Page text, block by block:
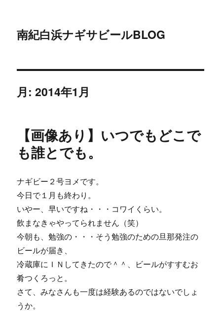
南紀白浜ナギサビールBLOG
月:2014年1月
【画像あり】いつでもどこで
も誰とでも。
ナギビー２号ヨメです。
今日で１月も終わり。
いやー、早いですね・・・コワイくらい。
飲まなきゃやってられません（笑）
今朝も、勉強の・・・そう勉強のための旦那発注の
ビールが届き、
冷蔵庫にＩＮしてきたので＾＾、ビールがすすむお
肴つくろっと。
さて、みなさんも一度は経験あるのではないでしょ
うか。